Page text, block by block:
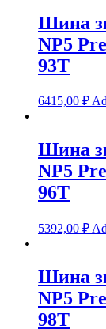
Шина
NP5
93T
6415,00 ₽
Шина
NP5
96T
5392,00 ₽
Шина
NP5
98T